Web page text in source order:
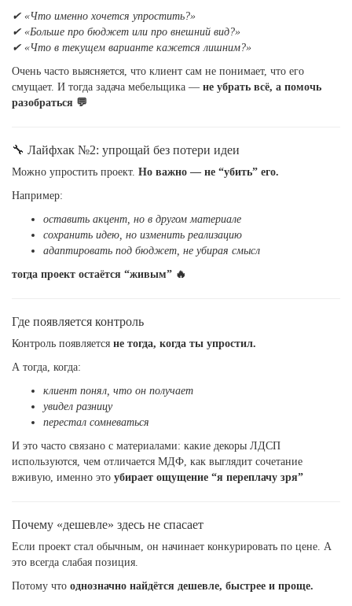
✔ «Что именно хочется упростить?»
✔ «Больше про бюджет или про внешний вид?»
✔ «Что в текущем варианте кажется лишним?»
Очень часто выясняется, что клиент сам не понимает, что его
смущает. И тогда задача мебельщика — не убрать всё, а помочь
разобраться 💬
🔧 Лайфхак №2: упрощай без потери идеи
Можно упростить проект. Но важно — не “убить” его.
Например:
оставить акцент, но в другом материале
сохранить идею, но изменить реализацию
адаптировать под бюджет, не убирая смысл
тогда проект остаётся “живым” 🔥
Где появляется контроль
Контроль появляется не тогда, когда ты упростил.
А тогда, когда:
клиент понял, что он получает
увидел разницу
перестал сомневаться
И это часто связано с материалами: какие декоры ЛДСП
используются, чем отличается МДФ, как выглядит сочетание
вживую, именно это убирает ощущение “я переплачу зря”
Почему «дешевле» здесь не спасает
Если проект стал обычным, он начинает конкурировать по цене. А
это всегда слабая позиция.
Потому что однозначно найдётся дешевле, быстрее и проще.